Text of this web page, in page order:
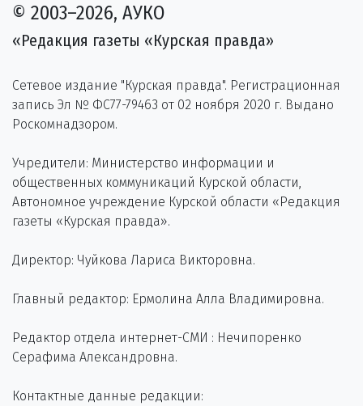
© 2003–2026, АУКО
«Редакция газеты «Курская правда»
Сетевое издание "Курская правда". Регистрационная
запись Эл № ФС77-79463 от 02 ноября 2020 г. Выдано
Роскомнадзором.
Учредители: Министерство информации и
общественных коммуникаций Курской области,
Автономное учреждение Курской области «Редакция
газеты «Курская правда».
Директор: Чуйкова Лариса Викторовна.
Главный редактор: Ермолина Алла Владимировна.
Редактор отдела интернет-СМИ : Нечипоренко
Серафима Александровна.
Контактные данные редакции: